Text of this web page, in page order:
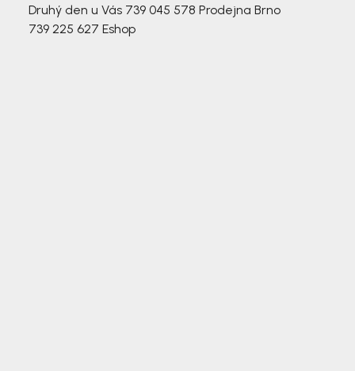
Druhý den u Vás 739 045 578 Prodejna Brno
739 225 627 Eshop